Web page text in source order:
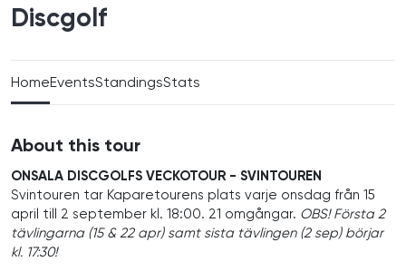
Discgolf
HomeEventsStandingsStats
About this tour
ONSALA DISCGOLFS VECKOTOUR - SVINTOUREN
Svintouren tar Kaparetourens plats varje onsdag från 15
april till 2 september kl. 18:00. 21 omgångar. OBS! Första 2
tävlingarna (15 & 22 apr) samt sista tävlingen (2 sep) börjar
kl. 17:30!